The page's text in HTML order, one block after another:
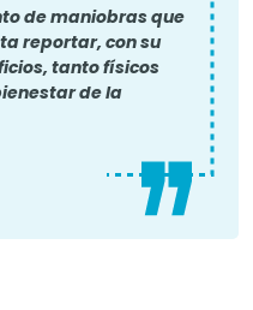
de maniobras que
reportar, con su
tanto físicos
de la